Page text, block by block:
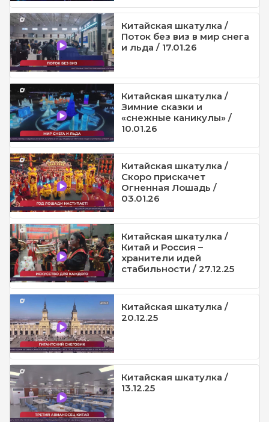
Китайская шкатулка /
Поток без виз в мир снега
и льда / 17.01.26
Китайская шкатулка /
Зимние сказки и
«снежные каникулы» /
10.01.26
Китайская шкатулка /
Скоро прискачет
Огненная Лошадь /
03.01.26
Китайская шкатулка /
Китай и Россия –
хранители идей
стабильности / 27.12.25
Китайская шкатулка /
20.12.25
Китайская шкатулка /
13.12.25